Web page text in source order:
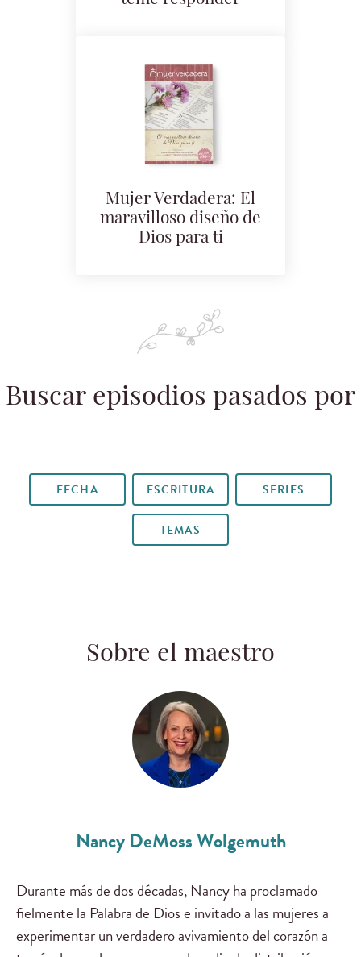
Mujer Verdadera: El
maravilloso diseño de
Dios para ti
Buscar episodios pasados por
FECHA ESCRITURA SERIES
TEMAS
Sobre el maestro
Nancy DeMoss Wolgemuth
Durante más de dos décadas, Nancy ha proclamado
fielmente la Palabra de Dios e invitado a las mujeres a
experimentar un verdadero avivamiento del corazón a